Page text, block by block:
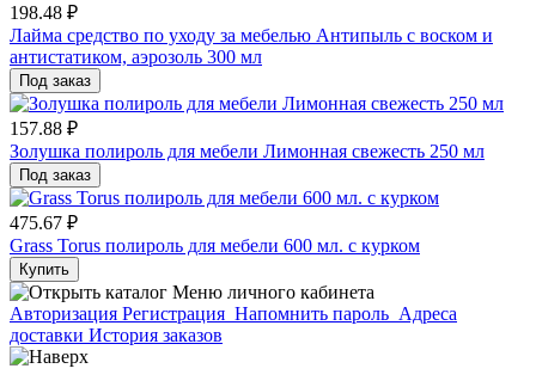
198.48 ₽
Лайма средство по уходу за мебелью Антипыль с воском и
антистатиком, аэрозоль 300 мл
Под заказ
157.88 ₽
Золушка полироль для мебели Лимонная свежесть 250 мл
Под заказ
475.67 ₽
Grass Torus полироль для мебели 600 мл. с курком
Купить
Меню личного кабинета
Авторизация Регистрация Напомнить пароль Адреса
доставки История заказов